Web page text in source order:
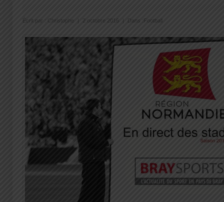
Écrit par : Christophe 2 octobre 2016 Dans : Football